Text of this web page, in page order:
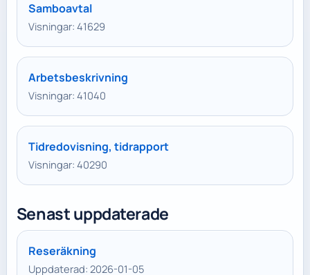
Samboavtal
Visningar: 41629
Arbetsbeskrivning
Visningar: 41040
Tidredovisning, tidrapport
Visningar: 40290
Senast uppdaterade
Reseräkning
Uppdaterad: 2026-01-05